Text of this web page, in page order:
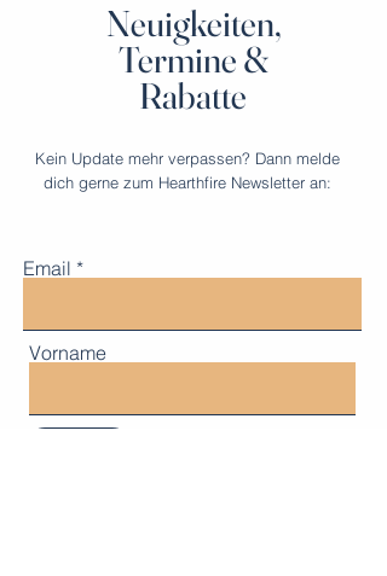
Neuigkeiten,
Termine &
Rabatte
Kein Update mehr verpassen? Dann melde
dich gerne zum Hearthfire Newsletter an:
Email
Vorname